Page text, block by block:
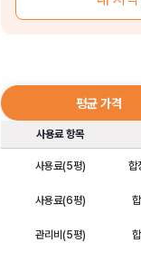
평균 가격
사용료 항목
사용료(5평) 합
사용료(6평)
관리비(5평)